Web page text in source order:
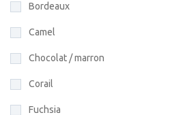
Bordeaux
Camel
Chocolat / marron
Corail
Fuchsia